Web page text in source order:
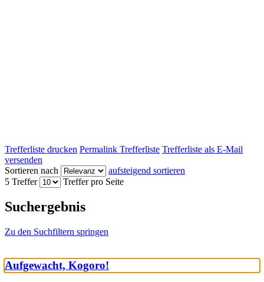
Trefferliste drucken Permalink Trefferliste Trefferliste als E-Mail
versenden
Sortieren nach
aufsteigend sortieren
5 Treffer
Treffer pro Seite
Suchergebnis
Zu den Suchfiltern springen
Aufgewacht, Kogoro!